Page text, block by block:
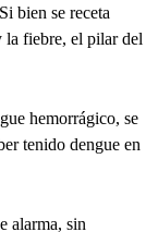
bien se receta
la fiebre, el pilar del
hemorrágico, se
tenido dengue en
alarma, sin